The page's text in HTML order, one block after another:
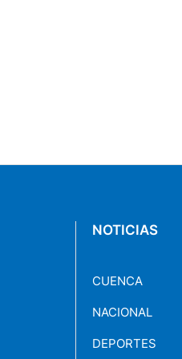
NOTICIAS
CUENCA
NACIONAL
DEPORTES